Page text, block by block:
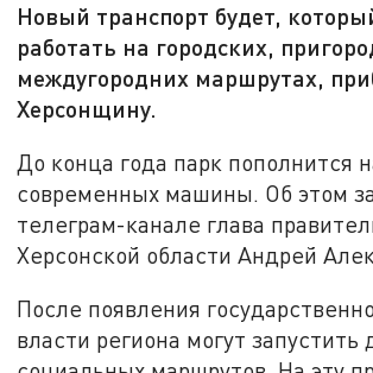
Новый транспорт будет,
работать на городских,
междугородних маршрутах,
Херсонщину.
До конца года парк пополнится
современных машины. Об этом
телеграм-канале глава
Херсонской области Андрей
После появления
власти региона могут запустить